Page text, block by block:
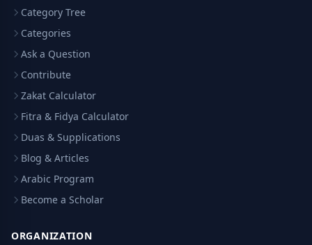
Category Tree
Categories
Ask a Question
Contribute
Zakat Calculator
Fitra & Fidya Calculator
Duas & Supplications
Blog & Articles
Arabic Program
Become a Scholar
ORGANIZATION